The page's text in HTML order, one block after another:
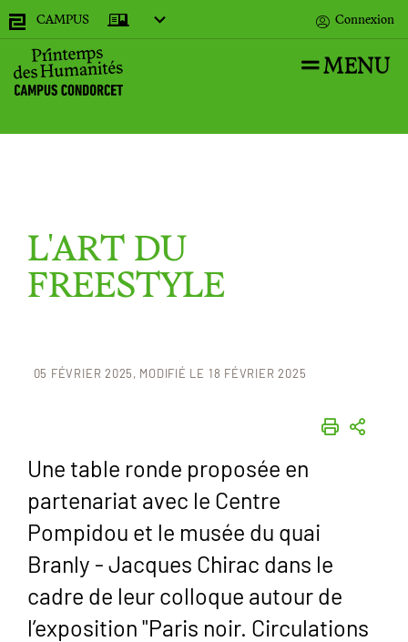
CAMPUS Connexion
MENU
Accueil
L'ART DU
FREESTYLE
05 FÉVRIER 2025 MODIFIÉ LE 18 FÉVRIER 2025
Une table ronde proposée en
partenariat avec le Centre
Pompidou et le musée du quai
Branly - Jacques Chirac dans le
cadre de leur colloque autour de
l’exposition "Paris noir. Circulations